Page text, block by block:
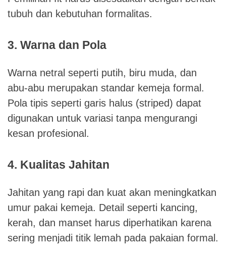
tubuh dan kebutuhan formalitas.
3. Warna dan Pola
Warna netral seperti putih, biru muda, dan
abu-abu merupakan standar kemeja formal.
Pola tipis seperti garis halus (striped) dapat
digunakan untuk variasi tanpa mengurangi
kesan profesional.
4. Kualitas Jahitan
Jahitan yang rapi dan kuat akan meningkatkan
umur pakai kemeja. Detail seperti kancing,
kerah, dan manset harus diperhatikan karena
sering menjadi titik lemah pada pakaian formal.